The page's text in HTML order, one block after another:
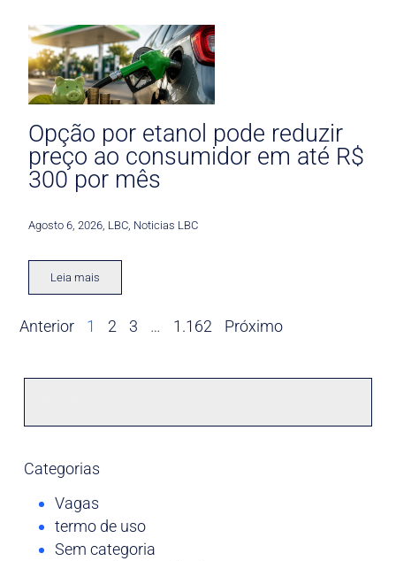
Opção por etanol pode reduzir
preço ao consumidor em até R$
300 por mês
Agosto 6, 2026 LBC Noticias LBC
Leia mais
Anterior 1 2 3 … 1.162 Próximo
Categorias
Vagas
termo de uso
Sem categoria